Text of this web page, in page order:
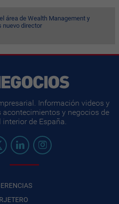
área de Wealth Management y
nuevo director
Información videos y
y negocios de
interior de España.